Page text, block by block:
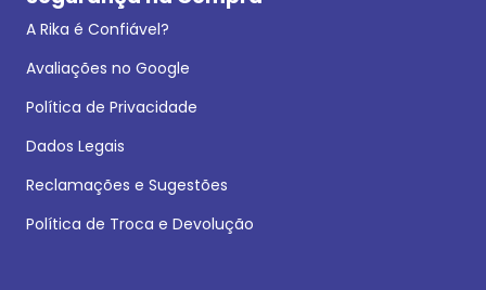
A Rika é Confiável?
Avaliações no Google
Política de Privacidade
Dados Legais
Reclamações e Sugestões
Política de Troca e Devolução